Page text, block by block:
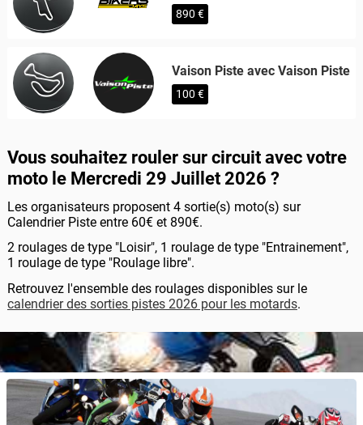
890 €
Vaison Piste avec Vaison Piste
100 €
Vous souhaitez rouler sur circuit avec votre
moto le Mercredi 29 Juillet 2026 ?
Les organisateurs proposent 4 sortie(s) moto(s) sur
Calendrier Piste entre 60€ et 890€.
2 roulages de type "Loisir", 1 roulage de type "Entrainement",
1 roulage de type "Roulage libre".
Retrouvez l'ensemble des roulages disponibles sur le
calendrier des sorties pistes 2026 pour les motards.